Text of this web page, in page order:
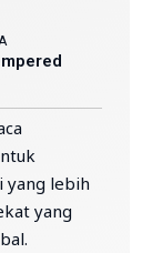
yang lebih
yang